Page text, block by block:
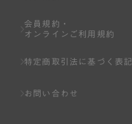
会員規約・
オンラインご利用規約
特定商取引法に基づく表記
お問い合わせ